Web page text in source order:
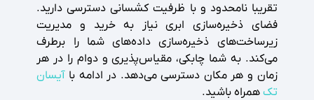
تقریبا نامحدود و با ظرفیت کشسانی دسترسی دارید.
فضای ذخیره‌سازی ابری نیاز به خرید و مدیریت
زیرساخت‌های ذخیره‌سازی داده‌های شما را برطرف
می‌کند. به شما چابکی، مقیاس‌پذیری و دوام را در هر
زمان و هر مکان دسترسی می‌دهد. در ادامه باآیسان
تک همراه باشید.